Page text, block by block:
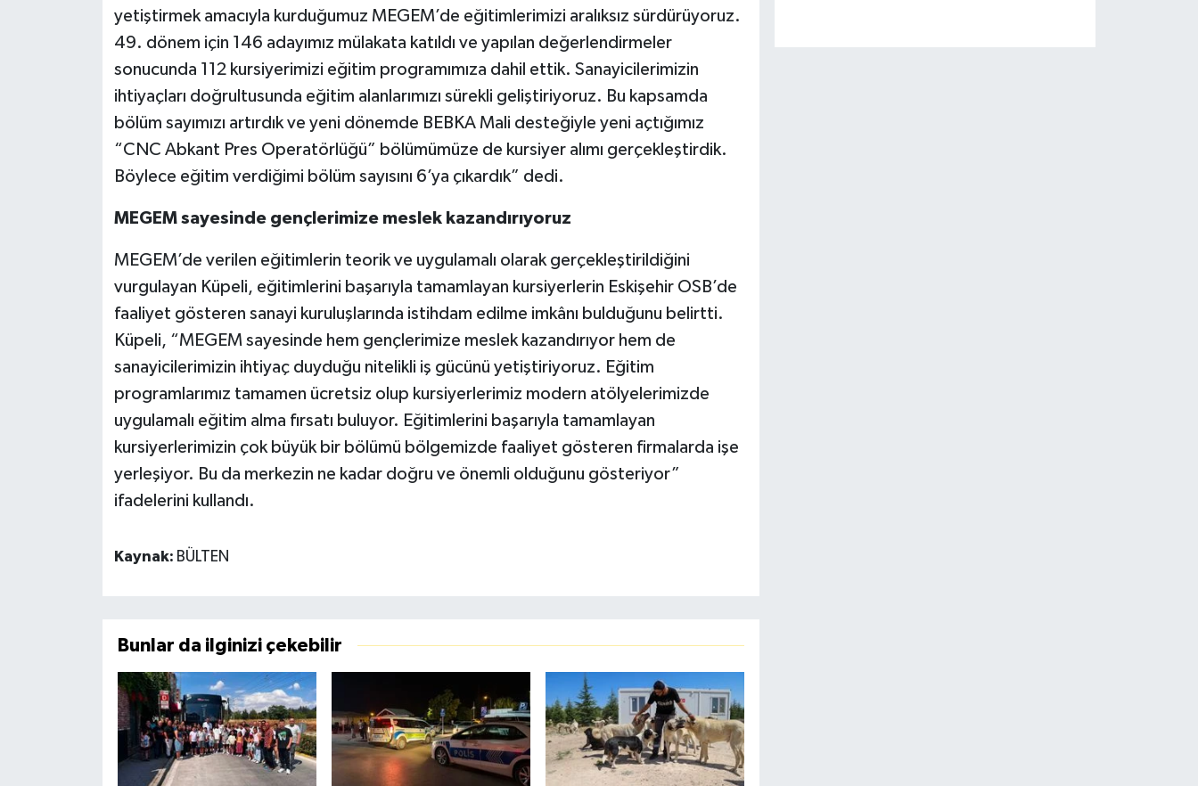
yetiştirmek amacıyla kurduğumuz MEGEM’de eğitimlerimizi aralıksız sürdürüyoruz.
49. dönem için 146 adayımız mülakata katıldı ve yapılan değerlendirmeler
sonucunda 112 kursiyerimizi eğitim programımıza dahil ettik. Sanayicilerimizin
ihtiyaçları doğrultusunda eğitim alanlarımızı sürekli geliştiriyoruz. Bu kapsamda
bölüm sayımızı artırdık ve yeni dönemde BEBKA Mali desteğiyle yeni açtığımız
“CNC Abkant Pres Operatörlüğü” bölümümüze de kursiyer alımı gerçekleştirdik.
Böylece eğitim verdiğimi bölüm sayısını 6’ya çıkardık” dedi.
MEGEM sayesinde gençlerimize meslek kazandırıyoruz
MEGEM’de verilen eğitimlerin teorik ve uygulamalı olarak gerçekleştirildiğini
vurgulayan Küpeli, eğitimlerini başarıyla tamamlayan kursiyerlerin Eskişehir OSB’de
faaliyet gösteren sanayi kuruluşlarında istihdam edilme imkânı bulduğunu belirtti.
Küpeli, “MEGEM sayesinde hem gençlerimize meslek kazandırıyor hem de
sanayicilerimizin ihtiyaç duyduğu nitelikli iş gücünü yetiştiriyoruz. Eğitim
programlarımız tamamen ücretsiz olup kursiyerlerimiz modern atölyelerimizde
uygulamalı eğitim alma fırsatı buluyor. Eğitimlerini başarıyla tamamlayan
kursiyerlerimizin çok büyük bir bölümü bölgemizde faaliyet gösteren firmalarda işe
yerleşiyor. Bu da merkezin ne kadar doğru ve önemli olduğunu gösteriyor”
ifadelerini kullandı.
Kaynak: BÜLTEN
Bunlar da ilginizi çekebilir